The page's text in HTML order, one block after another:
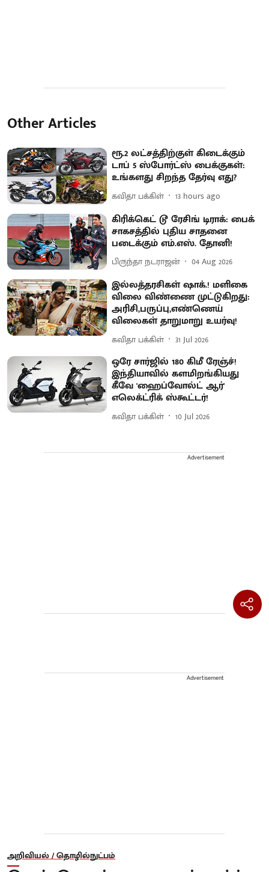
Other Articles
ரூ.2 லட்சத்திற்குள் கிடைக்கும்
டாப் 5 ஸ்போர்ட்ஸ் பைக்குகள்:
உங்களது சிறந்த தேர்வு எது?
கவிதா பக்கிள் 13 hours ago
கிரிக்கெட் டூ ரேசிங் டிராக்: பைக்
சாகசத்தில் புதிய சாதனை
படைக்கும் எம்.எஸ். தோனி!
பிருந்தா நடராஜன் 04 Aug 2026
இல்லத்தரசிகள் ஷாக்.! மளிகை
விலை விண்ணை முட்டுகிறது:
அரிசி,பருப்பு,எண்ணெய்
விலைகள் தாறுமாறு உயர்வு!
கவிதா பக்கிள் 31 Jul 2026
ஒரே சார்ஜில் 180 கிமீ ரேஞ்ச்!
இந்தியாவில் களமிறங்கியது
கீவே 'ஹைப்வோல்ட் ஆர்'
எலெக்ட்ரிக் ஸ்கூட்டர்!
கவிதா பக்கிள் 10 Jul 2026
Advertisement
Advertisement
அறிவியல் / தொழில்நுட்பம்